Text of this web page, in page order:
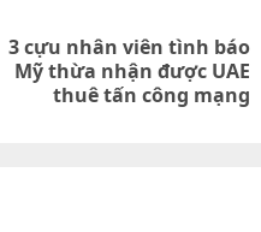
Previous
Next
3 cựu nhân viên tình báo
Mỹ thừa nhận được UAE
thuê tấn công mạng